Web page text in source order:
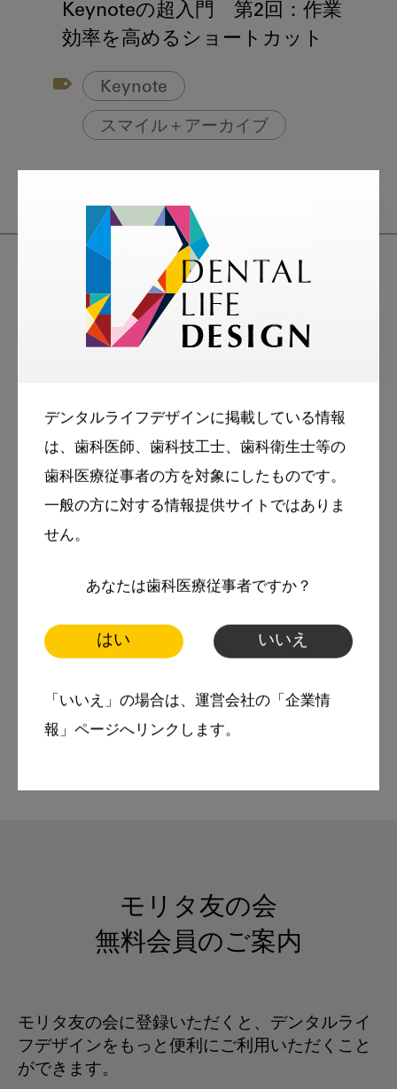
デンタルライフデザインに掲載している情報
は、歯科医師、歯科技工士、歯科衛生士等の
歯科医療従事者の方を対象にしたものです。
一般の方に対する情報提供サイトではありま
せん。
あなたは歯科医療従事者ですか？
はい いいえ
「いいえ」の場合は、運営会社の「企業情
報」ページへリンクします。
Keynoteの超入門 第2回：作業
効率を高めるショートカット
Keynote
スマイル＋アーカイブ
歯科医療従事者のための
Keynoteの超入門 第1回：なぜ
Keynoteなのか？
スマイル＋アーカイブ
モリタ友の会
無料会員のご案内
モリタ友の会に登録いただくと、デンタルライ
フデザインをもっと便利にご利用いただくこと
ができます。